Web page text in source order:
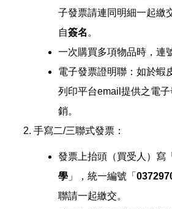
子發票請連同明細一起繳
自簽名 。
一次購買多項物品時，連
電子發票證明聯：如於蝦
列印平台email提供之電
銷。
手寫二/三聯式發票：
發票上抬頭（買受人）寫「
學 」，統一編號「
聯請一起繳交。